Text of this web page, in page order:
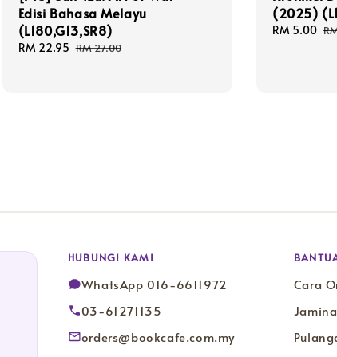
Edisi Bahasa Melayu
(L180,G13,SR8)
Sale
RM 22.95 Regular
RM 27.00
(2025)
Sale
RM 5.00
HUBUNGI KAMI
WhatsApp 016-6611972
03-61271135
orders@bookcafe.com.my
Cara